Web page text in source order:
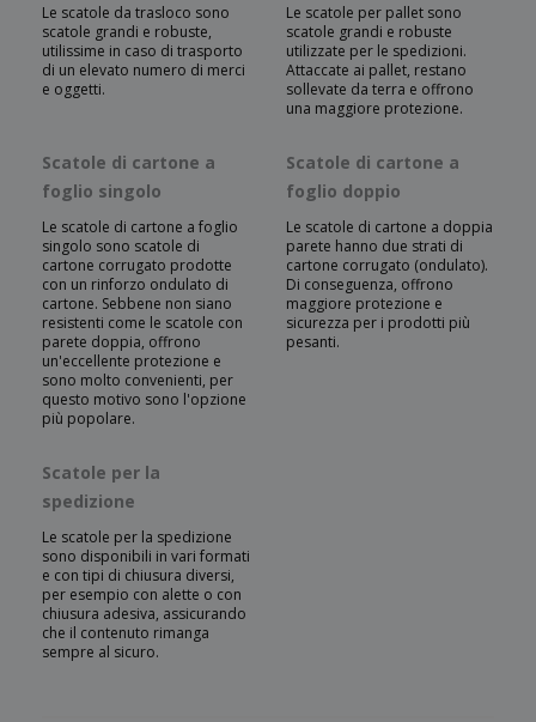
Le scatole da trasloco sono
scatole grandi e robuste,
utilissime in caso di trasporto
di un elevato numero di merci
e oggetti.
Le scatole per pallet sono
scatole grandi e robuste
utilizzate per le spedizioni.
Attaccate ai pallet, restano
sollevate da terra e offrono
una maggiore protezione.
Scatole di cartone a
foglio singolo
Le scatole di cartone a foglio
singolo sono scatole di
cartone corrugato prodotte
con un rinforzo ondulato di
cartone. Sebbene non siano
resistenti come le scatole con
parete doppia, offrono
un'eccellente protezione e
sono molto convenienti, per
questo motivo sono l'opzione
più popolare.
Scatole di cartone a
foglio doppio
Le scatole di cartone a doppia
parete hanno due strati di
cartone corrugato (ondulato).
Di conseguenza, offrono
maggiore protezione e
sicurezza per i prodotti più
pesanti.
Scatole per la
spedizione
Le scatole per la spedizione
sono disponibili in vari formati
e con tipi di chiusura diversi,
per esempio con alette o con
chiusura adesiva, assicurando
che il contenuto rimanga
sempre al sicuro.